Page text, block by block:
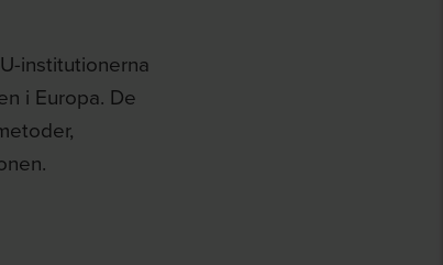
institutionerna
i Europa. De